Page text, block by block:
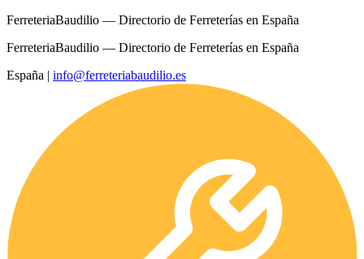
FerreteriaBaudilio — Directorio de Ferreterías en España
FerreteriaBaudilio — Directorio de Ferreterías en España
España | info@ferreteriabaudilio.es